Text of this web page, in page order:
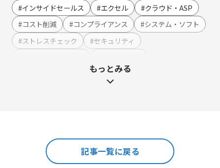
Webイベント（ウェビナー）オンライン受付管理
アンケート作成
セミナー・イベント管理
マーケティング運営支援
人事・総務・経理・IR
ストレスチェックサービス
#インサイドセールス
#エクセル
#クラウド・ASP
#コスト削減
#コンプライアンス
#システム・ソフト
#ストレスチェック
#セキュリティ
#メーカー
#メリット・デメリット
#料金・費用
#業務効率化 #機能・仕組み
#無料 #総務 #連携
もっとみる
記事一覧に戻る